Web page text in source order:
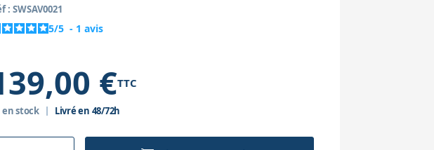
: SWSAV0021
5/5 - 1 avis
€TTC
en stock Livré en 48/72h